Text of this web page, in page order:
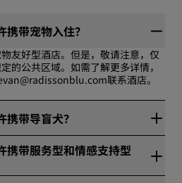
带宠物入住？
友好型酒店。但是，敬请注意，仅
的公共区域。如需了解更多详情，
联系酒店。
带导盲犬？
导盲犬，但需遵守限制条件。如需
件至
联系酒店。
携带服务型和情感支持型